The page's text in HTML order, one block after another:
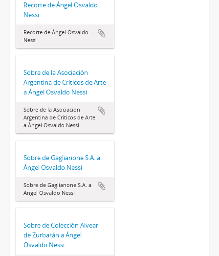
Recorte de Ángel Osvaldo
Nessi
Recorte de Ángel Osvaldo
Nessi
Sobre de la Asociación
Argentina de Críticos de Arte
a Ángel Osvaldo Nessi
Sobre de la Asociación
Argentina de Críticos de Arte
a Ángel Osvaldo Nessi
Sobre de Gaglianone S.A. a
Ángel Osvaldo Nessi
Sobre de Gaglianone S.A. a
Ángel Osvaldo Nessi
Sobre de Colección Alvear
de Zurbarán a Ángel
Osvaldo Nessi